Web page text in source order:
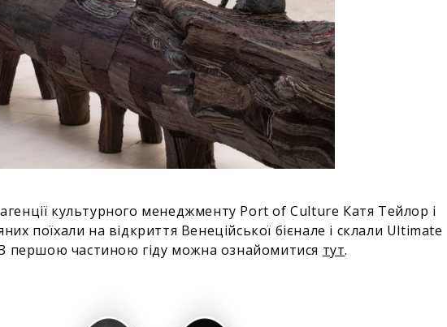
культурного менеджменту Port of Culture Катя Тейлор і
поїхали на відкриття Венеційської бієнале і склали Ultimate
першою частиною гіду можна ознайомитися тут.